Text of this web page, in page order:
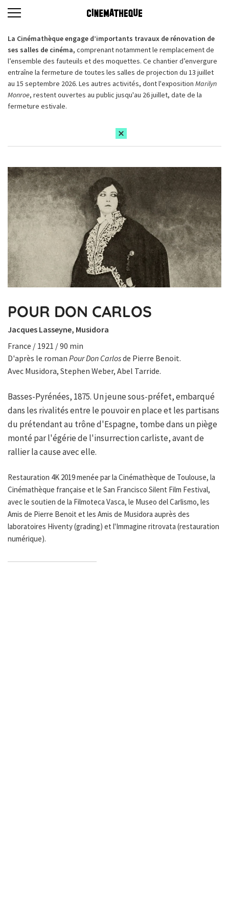
La Cinémathèque engage d’importants travaux de rénovation de
ses salles de cinéma, comprenant notamment le remplacement de
l’ensemble des fauteuils et des moquettes. Ce chantier d’envergure
entraîne la fermeture de toutes les salles de projection du 13 juillet
au 15 septembre 2026. Les autres activités, dont l'exposition Marilyn
Monroe, restent ouvertes au public jusqu'au 26 juillet, date de la
fermeture estivale.
POUR DON CARLOS
Jacques Lasseyne, Musidora
France / 1921 / 90 min
D'après le roman Pour Don Carlosde Pierre Benoit.
Avec Musidora, Stephen Weber, Abel Tarride.
Basses-Pyrénées, 1875. Un jeune sous-préfet, embarqué
dans les rivalités entre le pouvoir en place et les partisans
du prétendant au trône d'Espagne, tombe dans un piège
monté par l'égérie de l'insurrection carliste, avant de
rallier la cause avec elle.
Restauration 4K 2019 menée par la Cinémathèque de Toulouse, la
Cinémathèque française et le San Francisco Silent Film Festival,
avec le soutien de la Filmoteca Vasca, le Museo del Carlismo, les
Amis de Pierre Benoit et les Amis de Musidora auprès des
laboratoires Hiventy (grading) et l'Immagine ritrovata (restauration
numérique).